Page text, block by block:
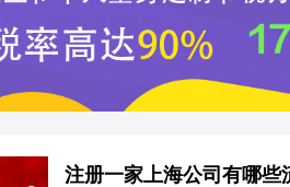
注册一家上海公司有哪些